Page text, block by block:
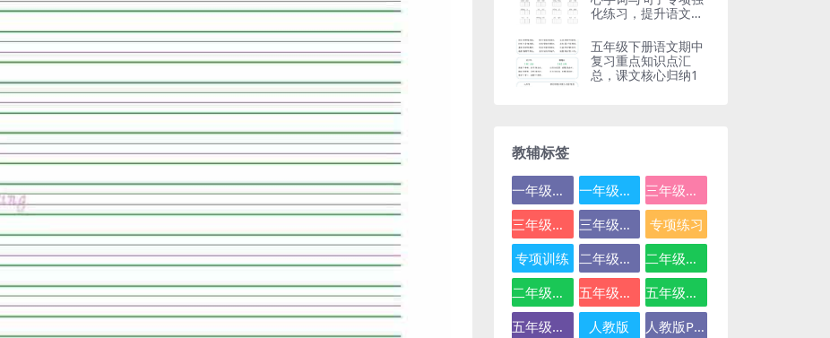
化练习，提升语文基
五年级下册语文期中
复习重点知识点汇
总，课文核心归纳1
教辅标签
一年级数学 一年级语文
三年级数学
三年级英语
三年级语文
专项练习
专项训练
二年级下册数学
二年级数学
二年级语文
五年级数学
五年级英语
五年级语文
人教版
人教版PEP